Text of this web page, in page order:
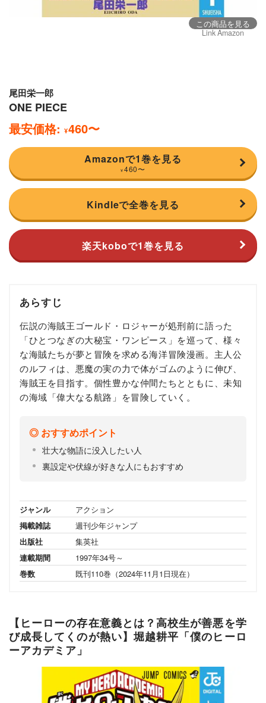
この商品を見る
Link Amazon
尾田栄一郎
ONE PIECE
最安価格: ¥460〜
Amazonで1巻を見る
¥ 460〜
Kindleで全巻を見る
楽天koboで1巻を見る
あらすじ
伝説の海賊王ゴールド・ロジャーが処刑前に語った
「ひとつなぎの大秘宝・ワンピース」を巡って、様々
な海賊たちが夢と冒険を求める海洋冒険漫画。主人公
のルフィは、悪魔の実の力で体がゴムのように伸び、
海賊王を目指す。個性豊かな仲間たちとともに、未知
の海域「偉大なる航路」を冒険していく。
おすすめポイント
壮大な物語に没入したい人
裏設定や伏線が好きな人にもおすすめ
ジャンル
アクション
掲載雑誌
週刊少年ジャンプ
出版社
集英社
連載期間
1997年34号～
巻数
既刊110巻（2024年11月1日現在）
【ヒーローの存在意義とは？高校生が善悪を学
び成長してくのが熱い】堀越耕平「僕のヒーロ
ーアカデミア」